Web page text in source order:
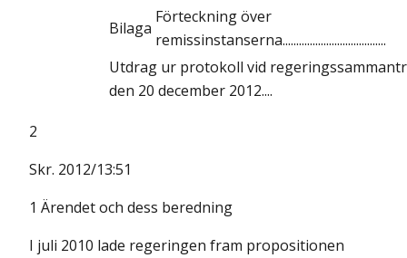
Bilaga
Förteckning över
remissinstanserna......................................
Utdrag ur protokoll vid
den 20 december 2012....
2
Skr. 2012/13:51
1 Ärendet och dess beredning
I juli 2010 lade regeringen fram propositionen